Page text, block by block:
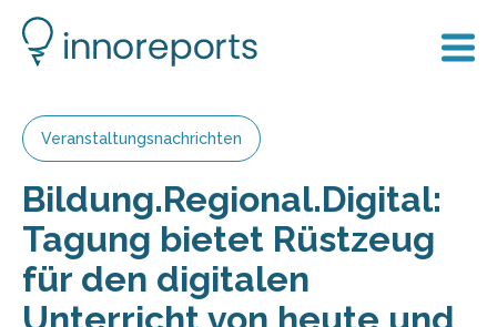
Veranstaltungsnachrichten
Bildung.Regional.Digital:
Tagung bietet Rüstzeug
für den digitalen
Unterricht von heute und